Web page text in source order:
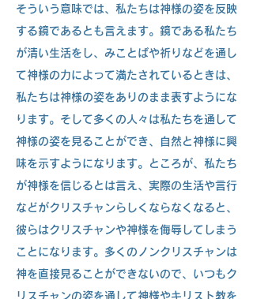
そういう意味では、私たちは神様の姿を反映
する鏡であるとも言えます。鏡である私たち
が清い生活をし、みことばや祈りなどを通し
て神様の力によって満たされているときは、
私たちは神様の姿をありのまま表すようにな
ります。そして多くの人々は私たちを通して
神様の姿を見ることができ、自然と神様に興
味を示すようになります。ところが、私たち
が神様を信じるとは言え、実際の生活や言行
などがクリスチャンらしくならなくなると、
彼らはクリスチャンや神様を侮辱してしまう
ことになります。多くのノンクリスチャンは
神を直接見ることができないので、いつもク
リスチャンの姿を通して神様やキリスト教を